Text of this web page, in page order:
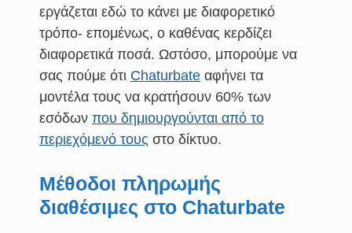
εργάζεται εδώ το κάνει με διαφορετικό
τρόπο- επομένως, ο καθένας κερδίζει
διαφορετικά ποσά. Ωστόσο, μπορούμε να
σας πούμε ότι Chaturbate αφήνει τα
μοντέλα τους να κρατήσουν 60% των
εσόδων που δημιουργούνται από το
περιεχόμενό τους στο δίκτυο.
Μέθοδοι πληρωμής
διαθέσιμες στο Chaturbate